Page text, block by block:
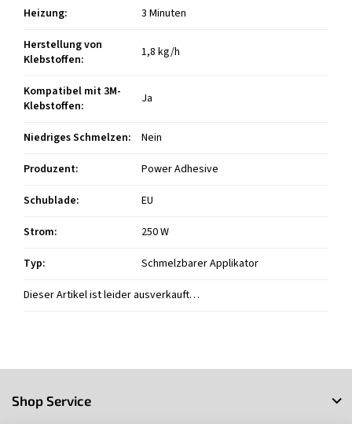
Heizung:
3 Minuten
Herstellung von
Klebstoffen: 1,8 kg/h
Kompatibel mit 3M-
Klebstoffen: Ja
Niedriges Schmelzen:
Nein
Produzent:
Power Adhesive
Schublade:
EU
Strom:
250 W
Typ:
Schmelzbarer Applikator
Dieser Artikel ist leider ausverkauft…
Shop Service